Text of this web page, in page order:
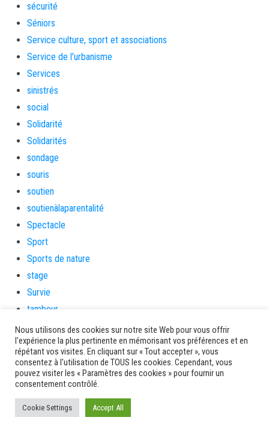
sécurité
Séniors
Service culture, sport et associations
Service de l'urbanisme
Services
sinistrés
social
Solidarité
Solidarités
sondage
souris
soutien
soutienàlaparentalité
Spectacle
Sport
Sports de nature
stage
Survie
tambour
tambours
tempetetropicale
Terres de patrimoine et de culture
Terres gourmandes
Tourisme
Nous utilisons des cookies sur notre site Web pour vous offrir
l'expérience la plus pertinente en mémorisant vos préférences et en
répétant vos visites. En cliquant sur « Tout accepter », vous
consentez à l'utilisation de TOUS les cookies. Cependant, vous
pouvez visiter les « Paramètres des cookies » pour fournir un
consentement contrôlé.
Cookie Settings Accept All